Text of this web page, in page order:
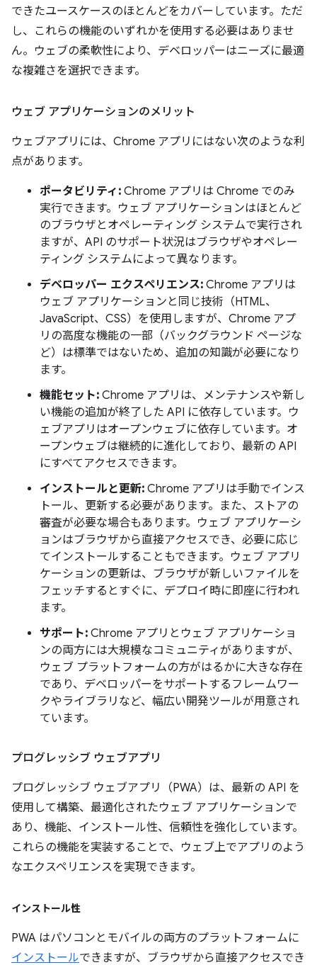
できたユースケースのほとんどをカバーしています。ただ
し、これらの機能のいずれかを使用する必要はありませ
ん。ウェブの柔軟性により、デベロッパーはニーズに最適
な複雑さを選択できます。
ウェブ アプリケーションのメリット
ウェブアプリには、Chrome アプリにはない次のような利
点があります。
ポータビリティ: Chrome アプリは Chrome でのみ
実行できます。ウェブ アプリケーションはほとんど
のブラウザとオペレーティング システムで実行され
ますが、API のサポート状況はブラウザやオペレー
ティング システムによって異なります。
デベロッパー エクスペリエンス: Chrome アプリは
ウェブ アプリケーションと同じ技術（HTML、
JavaScript、CSS）を使用しますが、Chrome アプ
リの高度な機能の一部（バックグラウンド ページな
ど）は標準ではないため、追加の知識が必要になり
ます。
機能セット: Chrome アプリは、メンテナンスや新し
い機能の追加が終了した API に依存しています。ウ
ェブアプリはオープンウェブに依存しています。オ
ープンウェブは継続的に進化しており、最新の API
にすべてアクセスできます。
インストールと更新: Chrome アプリは手動でインス
トール、更新する必要があります。また、ストアの
審査が必要な場合もあります。ウェブ アプリケーシ
ョンはブラウザから直接アクセスでき、必要に応じ
てインストールすることもできます。ウェブ アプリ
ケーションの更新は、ブラウザが新しいファイルを
フェッチするとすぐに、デプロイ時に即座に行われ
ます。
サポート: Chrome アプリとウェブ アプリケーショ
ンの両方には大規模なコミュニティがありますが、
ウェブ プラットフォームの方がはるかに大きな存在
であり、デベロッパーをサポートするフレームワー
クやライブラリなど、幅広い開発ツールが用意され
ています。
プログレッシブ ウェブアプリ
プログレッシブ ウェブアプリ（PWA）は、最新の API を
使用して構築、最適化されたウェブ アプリケーションで
あり、機能、インストール性、信頼性を強化しています。
これらの機能を実装することで、ウェブ上でアプリのよう
なエクスペリエンスを実現できます。
インストール性
PWA はパソコンとモバイルの両方のプラットフォームに
インストールできますが、ブラウザから直接アクセスでき